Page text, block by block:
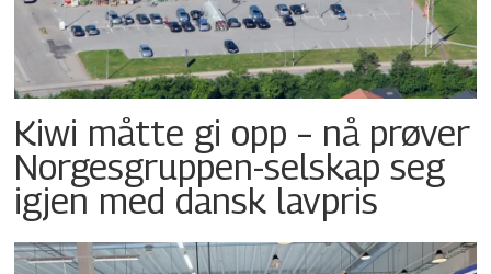
Kiwi måtte gi opp – nå prøver
Norgesgruppen-selskap seg
igjen med dansk lavpris